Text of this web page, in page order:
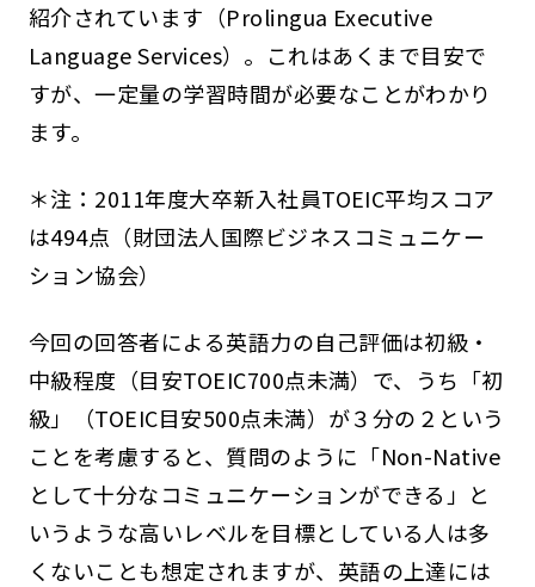
紹介されています（Prolingua Executive
Language Services）。これはあくまで目安で
すが、一定量の学習時間が必要なことがわかり
ます。
＊注：2011年度大卒新入社員TOEIC平均スコア
は494点（財団法人国際ビジネスコミュニケー
ション協会）
今回の回答者による英語力の自己評価は初級・
中級程度（目安TOEIC700点未満）で、うち「初
級」（TOEIC目安500点未満）が３分の２という
ことを考慮すると、質問のように「Non-Native
として十分なコミュニケーションができる」と
いうような高いレベルを目標としている人は多
くないことも想定されますが、英語の上達には